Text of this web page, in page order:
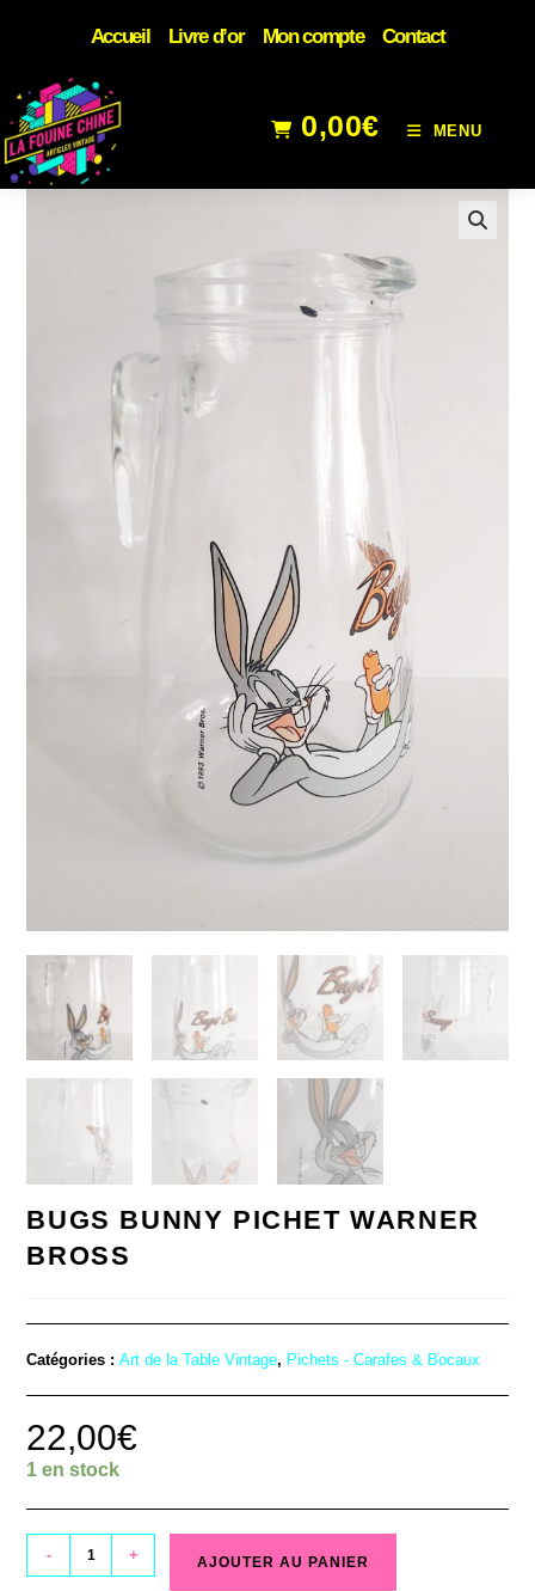
Accueil Livre d’or Mon compte Contact
0,00€ MENU
BUGS BUNNY PICHET WARNER
BROSS
Catégories :Art de la Table Vintage, Pichets - Carafes & Bocaux
22,00€
1 en stock
- + AJOUTER AU PANIER